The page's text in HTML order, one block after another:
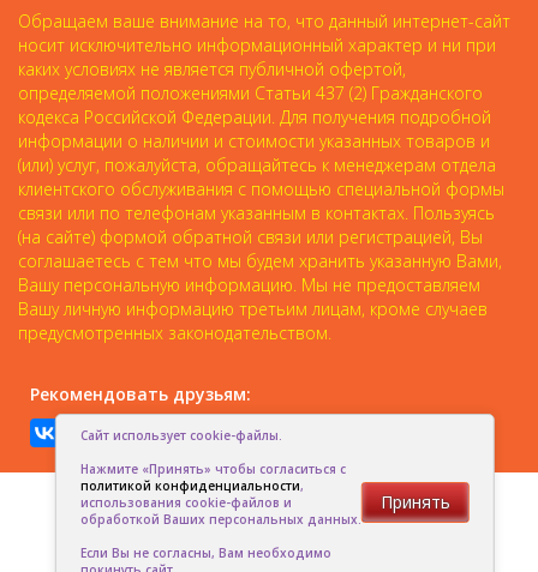
Обращаем ваше внимание на то, что данный интернет-сайт
носит исключительно информационный характер и ни при
каких условиях не является публичной офертой,
определяемой положениями Статьи 437 (2) Гражданского
кодекса Российской Федерации. Для получения подробной
информации о наличии и стоимости указанных товаров и
(или) услуг, пожалуйста, обращайтесь к менеджерам отдела
клиентского обслуживания с помощью специальной формы
связи или по телефонам указанным в контактах. Пользуясь
(на сайте) формой обратной связи или регистрацией, Вы
соглашаетесь с тем что мы будем хранить указанную Вами,
Вашу персональную информацию. Мы не предоставляем
Вашу личную информацию третьим лицам, кроме случаев
предусмотренных законодательством.
Рекомендовать друзьям:
Сайт использует cookie-файлы.
Нажмите «Принять» чтобы согласиться с
политикой конфиденциальности,
использования cookie-файлов и
обработкой Ваших персональных данных.
Если Вы не согласны, Вам необходимо
Принять